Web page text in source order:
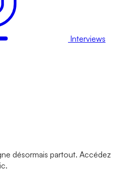
Interviews
désormais partout. Accédez